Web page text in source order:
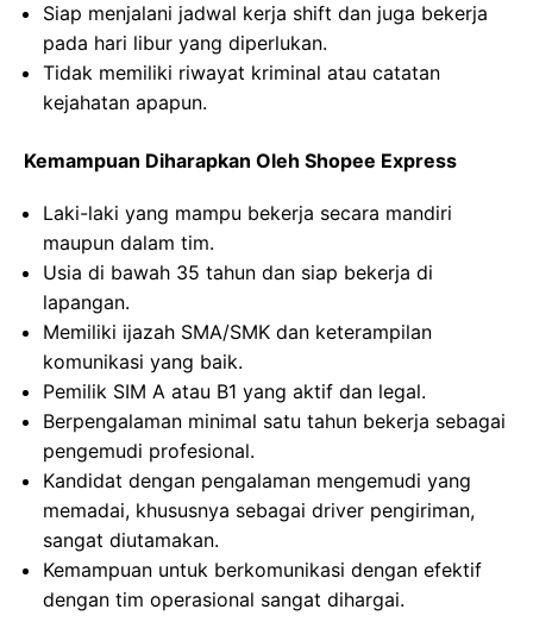
Siap menjalani jadwal kerja shift dan juga bekerja
pada hari libur yang diperlukan.
Tidak memiliki riwayat kriminal atau catatan
kejahatan apapun.
Kemampuan Diharapkan Oleh Shopee Express
Laki-laki yang mampu bekerja secara mandiri
maupun dalam tim.
Usia di bawah 35 tahun dan siap bekerja di
lapangan.
Memiliki ijazah SMA/SMK dan keterampilan
komunikasi yang baik.
Pemilik SIM A atau B1 yang aktif dan legal.
Berpengalaman minimal satu tahun bekerja sebagai
pengemudi profesional.
Kandidat dengan pengalaman mengemudi yang
memadai, khususnya sebagai driver pengiriman,
sangat diutamakan.
Kemampuan untuk berkomunikasi dengan efektif
dengan tim operasional sangat dihargai.